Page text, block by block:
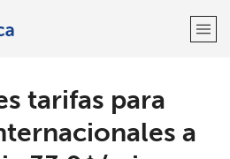
tarifas para
a